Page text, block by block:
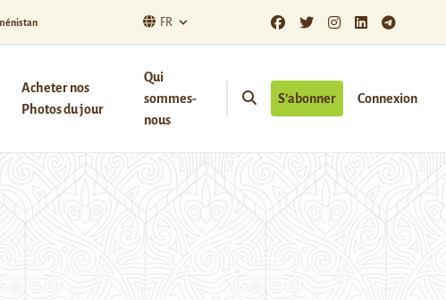
FR
Acheter nos
Photos du jour
Qui
sommes-
nous
S’abonner Connexion